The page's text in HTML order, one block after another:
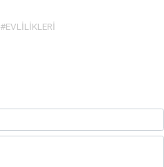
#EVLİLİKLERİ